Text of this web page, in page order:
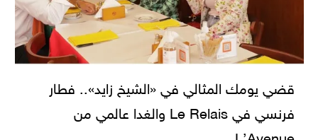
قضي يومك المثالي في «الشيخ زايد».. فطار
فرنسي في Le Relais والغدا عالمي من